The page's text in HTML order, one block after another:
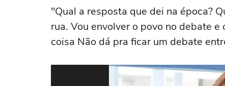
"Qual a resposta que dei na época?
rua. Vou envolver o povo no debate
coisa Não dá pra ficar um debate